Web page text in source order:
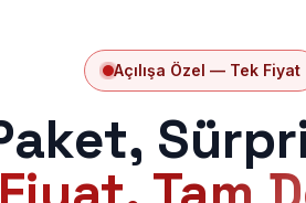
Açılışa Özel — Tek Fiyat